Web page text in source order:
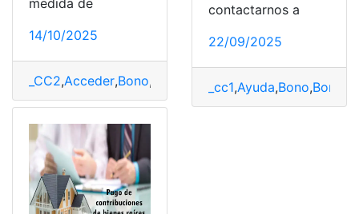
medida de
14/10/2025
_CC2,Acceder,Bono, Entretenimiento ,Raíces
contactarnos a
22/09/2025
_cc1,Ayuda,Bono,Bono